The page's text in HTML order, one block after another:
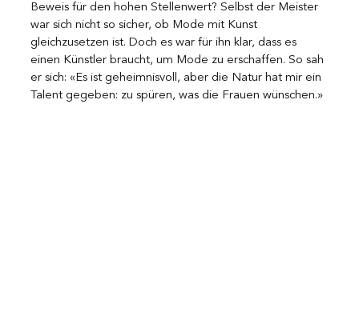
Beweis für den hohen Stellenwert? Selbst der Meister
war sich nicht so sicher, ob Mode mit Kunst
gleichzusetzen ist. Doch es war für ihn klar, dass es
einen Künstler braucht, um Mode zu erschaffen. So sah
er sich: «Es ist geheimnisvoll, aber die Natur hat mir ein
Talent gegeben: zu spüren, was die Frauen wünschen.»